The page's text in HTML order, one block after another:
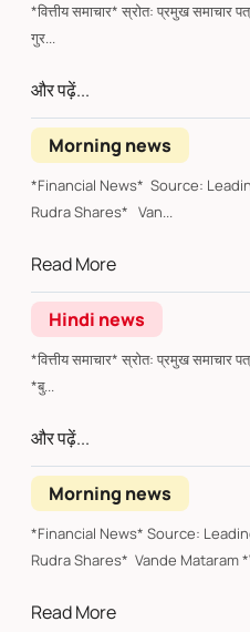
*वित्तीय समाचार* स्रोत: प्रमुख समाचार पत्र *रुद्रा शेयर्स द्वारा संकलित* वंदे मातरम्
गुर...
और पढ़ें...
Morning news
*Financial News* Source:
Rudra Shares* Van...
Read More
Hindi news
*वित्तीय समाचार* स्रोत: प्रमुख समाचार पत्र *रुद्रा शेयर्स द्वारा संकलित* वंदे मातरम्
*बु...
और पढ़ें...
Morning news
*Financial News* Source:
Rudra Shares* Vande Mataram
Read More